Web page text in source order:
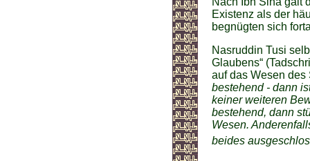
Existenz als der
begnügten sich
Nasruddin Tusi
Glaubens“
auf das Wesen
bestehend - dann
keiner weiteren
bestehend, dann
Wesen.
beides